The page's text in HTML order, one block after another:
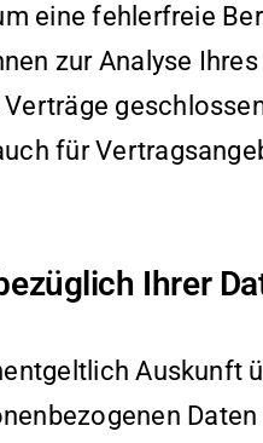
eine fehlerfreie
zur Analyse
für
Ihrer
Auskunft